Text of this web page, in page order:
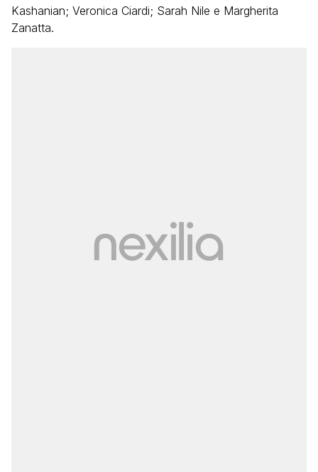
Kashanian; Veronica Ciardi; Sarah Nile e Margherita
Zanatta.